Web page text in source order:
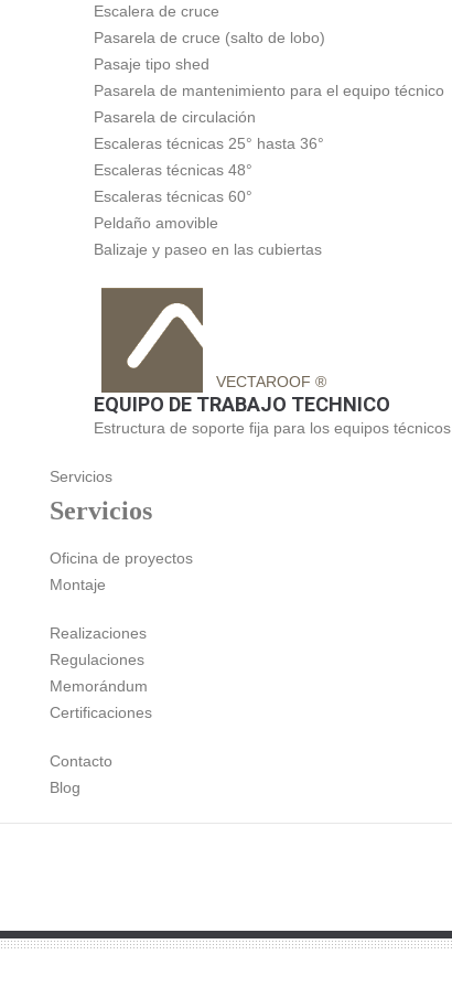
Escalera de cruce
Pasarela de cruce (salto de lobo)
Pasaje tipo shed
Pasarela de mantenimiento para el equipo técnico
Pasarela de circulación
Escaleras técnicas 25° hasta 36°
Escaleras técnicas 48°
Escaleras técnicas 60°
Peldaño amovible
Balizaje y paseo en las cubiertas
VECTAROOF ®
EQUIPO DE TRABAJO TECHNICO
Estructura de soporte fija para los equipos técnicos
Servicios
Servicios
Oficina de proyectos
Montaje
Realizaciones
Regulaciones
Memorándum
Certificaciones
Contacto
Blog